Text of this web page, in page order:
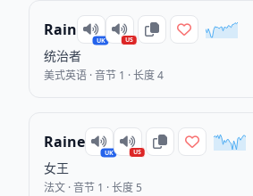
Rain
UK US
统治者
美式英语 · 音节 1 · 长度 4
Raine
UK US
女王
法文 · 音节 1 · 长度 5